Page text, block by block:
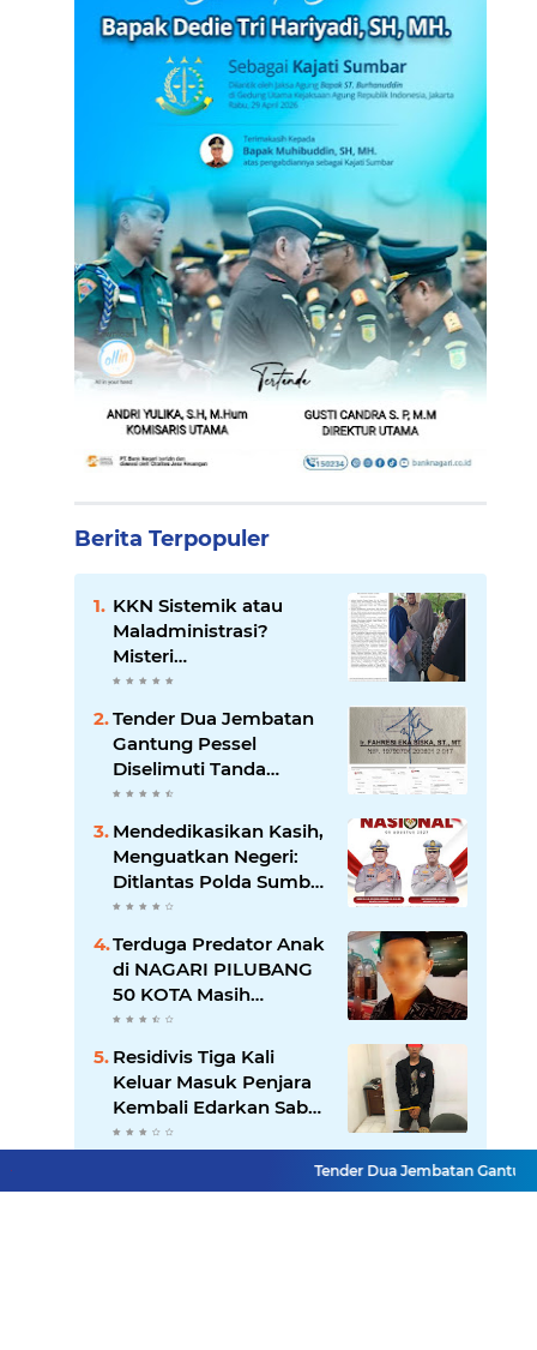
Berita Terpopuler
KKN Sistemik atau
Maladministrasi?
Misteri
"Dikorbankannya" SDN
Transparansi Pemkot
Padang
Tender Dua Jembatan
Gantung Pessel
Diselimuti Tanda
Tanya, Gangguan
di Balik Layar?
Mendedikasikan Kasih,
Menguatkan Negeri:
Ditlantas Polda Sumbar
Apresiasi Peran
sebagai Pilar
Pengabdian
Terduga Predator Anak
di NAGARI PILUBANG
50 KOTA Masih
Berkeliaran
Residivis Tiga Kali
Keluar Masuk Penjara
Kembali Edarkan Sabu,
Polresta Bukittinggi
Sita 62 Paket Siap Edar
Lihat Selengkapnya
Tender Dua Jembatan Gantung